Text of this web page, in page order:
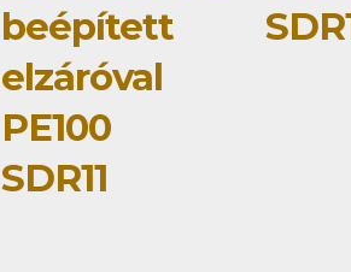
beépített
elzáróval
PE100
SDR11